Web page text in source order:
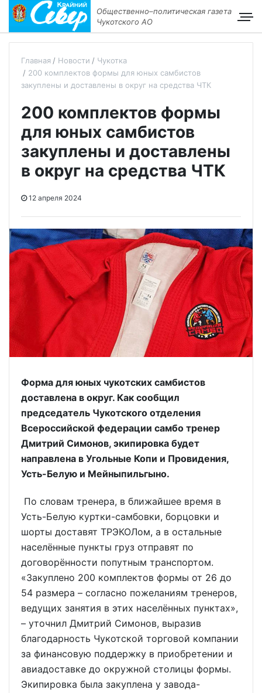
Общественно–политическая газета
Чукотского АО
Главная Новости
Чукотка
200 комплектов формы для юных самбистов
закуплены и доставлены в округ на средства ЧТК
200 комплектов формы
для юных самбистов
закуплены и доставлены
в округ на средства ЧТК
12 апреля 2024
Форма для юных чукотских самбистов
доставлена в округ. Как сообщил
председатель Чукотского отделения
Всероссийской федерации самбо тренер
Дмитрий Симонов, экипировка будет
направлена в Угольные Копи и Провидения,
Усть-Белую и Мейныпильгыно.
По словам тренера, в ближайшее время в
Усть-Белую куртки-самбовки, борцовки и
шорты доставят ТРЭКОЛом, а в остальные
населённые пункты груз отправят по
договорённости попутным транспортом.
«Закуплено 200 комплектов формы от 26 до
54 размера – согласно пожеланиям тренеров,
ведущих занятия в этих населённых пунктах»,
– уточнил Дмитрий Симонов, выразив
благодарность Чукотской торговой компании
за финансовую поддержку в приобретении и
авиадоставке до окружной столицы формы.
Экипировка была закуплена у завода-